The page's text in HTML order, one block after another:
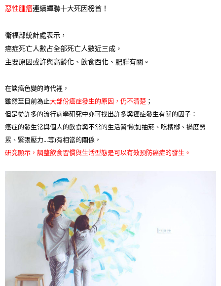
惡性腫瘤連續蟬聯十大死因榜首！
衛福部統計處表示，
癌症死亡人數占全部死亡人數近三成，
主要原因或許與高齡化、飲食西化、肥胖有關。
在談癌色變的時代裡，
雖然至目前為止大部份癌症發生的原因，仍不清楚 ；
但是從許多的流行病學研究中亦可找出許多與癌症發生有關的因子：
癌症的發生常與個人的飲食與不當的生活習慣(如抽菸、吃檳榔、過度勞
累、緊張壓力...等)有相當的關係，
研究顯示，調整飲食習慣與生活型態是可以有效預防癌症的發生。